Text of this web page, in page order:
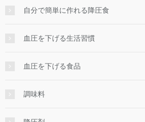
自分で簡単に作れる降圧食
血圧を下げる生活習慣
血圧を下げる食品
調味料